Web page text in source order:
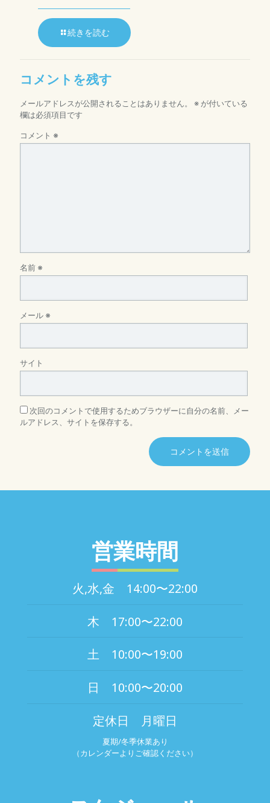
続きを読む
コメントを残す
メールアドレスが公開されることはありません。 ※ が付いている
欄は必須項目です
コメント ※
名前 ※
メール ※
サイト
次回のコメントで使用するためブラウザーに自分の名前、メー
ルアドレス、サイトを保存する。
営業時間
火,水,金 14:00〜22:00
木 17:00〜22:00
土 10:00〜19:00
日 10:00〜20:00
定休日 月曜日
夏期/冬季休業あり
（カレンダーよりご確認ください）